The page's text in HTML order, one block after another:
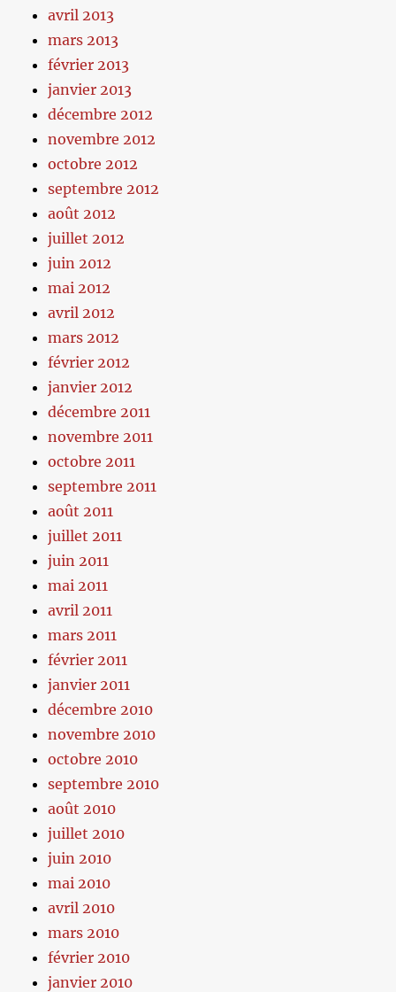
avril 2013
mars 2013
février 2013
janvier 2013
décembre 2012
novembre 2012
octobre 2012
septembre 2012
août 2012
juillet 2012
juin 2012
mai 2012
avril 2012
mars 2012
février 2012
janvier 2012
décembre 2011
novembre 2011
octobre 2011
septembre 2011
août 2011
juillet 2011
juin 2011
mai 2011
avril 2011
mars 2011
février 2011
janvier 2011
décembre 2010
novembre 2010
octobre 2010
septembre 2010
août 2010
juillet 2010
juin 2010
mai 2010
avril 2010
mars 2010
février 2010
janvier 2010